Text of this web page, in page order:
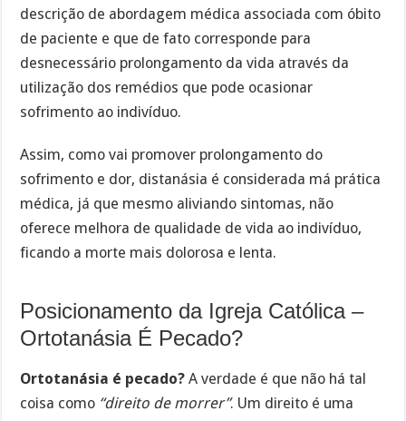
descrição de abordagem médica associada com óbito
de paciente e que de fato corresponde para
desnecessário prolongamento da vida através da
utilização dos remédios que pode ocasionar
sofrimento ao indivíduo.
Assim, como vai promover prolongamento do
sofrimento e dor, distanásia é considerada má prática
médica, já que mesmo aliviando sintomas, não
oferece melhora de qualidade de vida ao indivíduo,
ficando a morte mais dolorosa e lenta.
Posicionamento da Igreja Católica –
Ortotanásia É Pecado?
Ortotanásia é pecado?A verdade é que não há tal
coisa como “direito de morrer”. Um direito é uma